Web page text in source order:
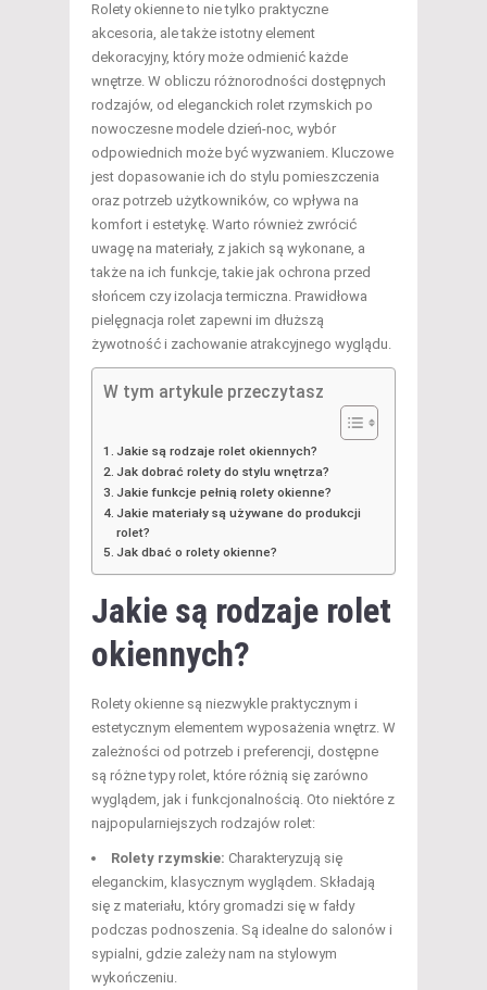
Rolety okienne to nie tylko praktyczne
akcesoria, ale także istotny element
dekoracyjny, który może odmienić każde
wnętrze. W obliczu różnorodności dostępnych
rodzajów, od eleganckich rolet rzymskich po
nowoczesne modele dzień-noc, wybór
odpowiednich może być wyzwaniem. Kluczowe
jest dopasowanie ich do stylu pomieszczenia
oraz potrzeb użytkowników, co wpływa na
komfort i estetykę. Warto również zwrócić
uwagę na materiały, z jakich są wykonane, a
także na ich funkcje, takie jak ochrona przed
słońcem czy izolacja termiczna. Prawidłowa
pielęgnacja rolet zapewni im dłuższą
żywotność i zachowanie atrakcyjnego wyglądu.
W tym artykule przeczytasz
Jakie są rodzaje rolet okiennych?
Jak dobrać rolety do stylu wnętrza?
Jakie funkcje pełnią rolety okienne?
Jakie materiały są używane do produkcji
rolet?
Jak dbać o rolety okienne?
Jakie są rodzaje rolet
okiennych?
Rolety okienne są niezwykle praktycznym i
estetycznym elementem wyposażenia wnętrz. W
zależności od potrzeb i preferencji, dostępne
są różne typy rolet, które różnią się zarówno
wyglądem, jak i funkcjonalnością. Oto niektóre z
najpopularniejszych rodzajów rolet:
Rolety rzymskie: Charakteryzują się
eleganckim, klasycznym wyglądem. Składają
się z materiału, który gromadzi się w fałdy
podczas podnoszenia. Są idealne do salonów i
sypialni, gdzie zależy nam na stylowym
wykończeniu.